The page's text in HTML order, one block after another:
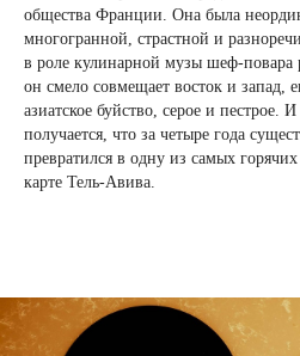
общества Франции. Она была
многогранной, страстной и
в роле кулинарной музы шеф-повара
он смело совмещает восток и запад,
азиатское буйство, серое и пестрое.
получается, что за четыре года
превратился в одну из самых
карте Тель-Авива.